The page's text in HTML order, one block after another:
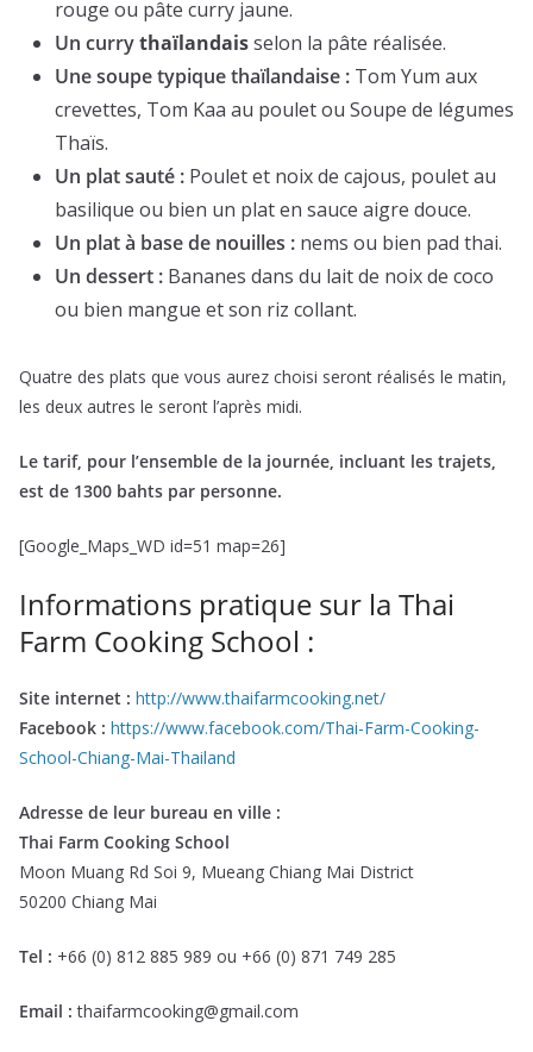
rouge ou pâte curry jaune.
Un currythaïlandaisselon la pâte réalisée.
Une soupe typique thaïlandaise : Tom Yum aux
crevettes, Tom Kaa au poulet ou Soupe de légumes
Thaïs.
Un plat sauté : Poulet et noix de cajous, poulet au
basilique ou bien un plat en sauce aigre douce.
Un plat à base de nouilles : nems ou bien pad thai.
Un dessert : Bananes dans du lait de noix de coco
ou bien mangue et son riz collant.
Quatre des plats que vous aurez choisi seront réalisés le matin,
les deux autres le seront l’après midi.
Le tarif, pour l’ensemble de la journée, incluant les trajets,
est de 1300 bahts par personne.
[Google_Maps_WD id=51 map=26]
Informations pratique sur la Thai
Farm Cooking School :
Site internet : http://www.thaifarmcooking.net/
Facebook : https://www.facebook.com/Thai-Farm-Cooking-
School-Chiang-Mai-Thailand
Adresse de leur bureau en ville :
Thai Farm Cooking School
Moon Muang Rd Soi 9, Mueang Chiang Mai District
50200 Chiang Mai
Tel : +66 (0) 812 885 989 ou +66 (0) 871 749 285
Email : thaifarmcooking@gmail.com